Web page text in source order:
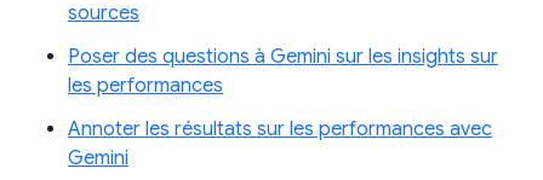
sources
Poser des questions à Gemini sur les insights sur
les performances
Annoter les résultats sur les performances avec
Gemini